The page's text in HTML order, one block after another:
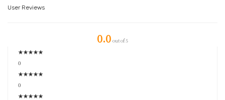
User Reviews
0.0 out of 5
★★★★★
0
★★★★★
0
★★★★★